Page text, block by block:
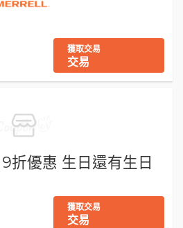
獲取交易
交易
折優惠 生日還有生日
獲取交易
交易